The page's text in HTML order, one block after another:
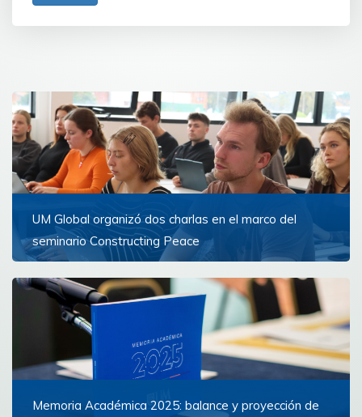
UM Global organizó dos charlas en el marco del
seminario Constructing Peace
expertos internacionales
Ver más
Memoria Académica 2025: balance y proyección de